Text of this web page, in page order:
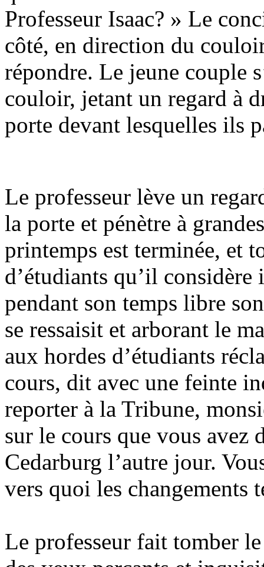
Professeur Isaac? » Le
côté, en direction du couloir
répondre. Le jeune couple
couloir, jetant un regard à
porte devant lesquelles ils
Le professeur lève un
la porte et pénètre à
printemps est terminée, et
d’étudiants qu’il
pendant son temps libre
se ressaisit et arborant le
aux hordes d’étudiants
cours, dit avec une feinte
reporter à la Tribune,
sur le cours que vous avez
Cedarburg l’autre jour.
vers quoi les changements
Le professeur fait tomber